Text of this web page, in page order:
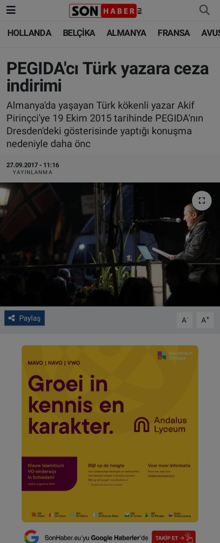
HOLLANDA BELÇİKA ALMANYA FRANSA
PEGIDA'cı Türk yazara ceza
indirimi
Almanya'da yaşayan Türk kökenli yazar Akif
Pirinçci'ye 19 Ekim 2015 tarihinde PEGIDA'nın
Dresden'deki gösterisinde yaptığı konuşma
nedeniyle daha önc
27.09.2017 - 11:16
YAYINLANMA
Paylaş A- A+
HOLLANDA
BELÇİKA
ALMANYA
FRANSA
AVUSTURYA
SAĞLIK - YAŞAM
BİLİM-TEKNOLOJİ
HOLLANDA
BELÇİKA
ALMANYA
TÜRKİYE
DÜNYA
BİLİM-TEKNOLOJİ
FOTO GALERİ
VIDEO GALERİ
ALGEMENE VOORWAARDEN
CONTACT
Çerez Politikası
Nöbetçi Eczaneler
Hava Durumu
Trafik Durumu
Süper Lig Puan Durumu ve Fikstür
Tüm Manşetler
Son Dakika Haberleri